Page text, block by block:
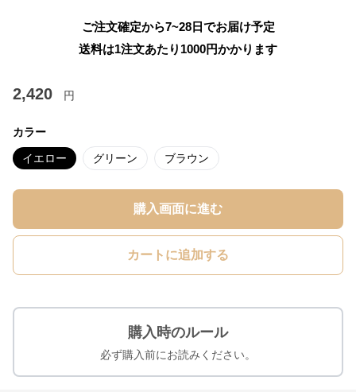
ご注文確定から7~28日でお届け予定
送料は1注文あたり 1000円かかります
2,420 円
カラー
イエロー グリーン ブラウン
購入画面に進む
カートに追加する
購入時のルール
必ず購入前にお読みください。